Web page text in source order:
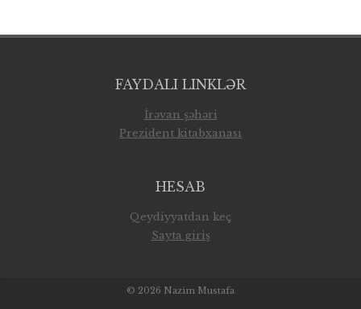
FAYDALI LINKLƏR
İrəvan şəhəri
Prezident kitabxanası
HESAB
Qeydiyyatdan keç
Sayta giriş
© 2026 Nazim Mustafa